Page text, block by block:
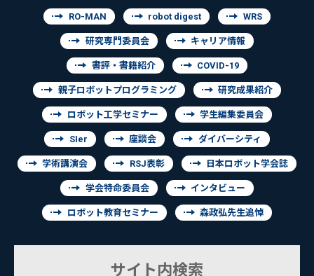
RO-MAN robot digest WRS
研究専門委員会 キャリア情報
書評・書籍紹介 COVID-19
親子ロボットプログラミング 研究成果紹介
ロボット工学セミナー 学生編集委員会
SIer 座談会 ダイバーシティ
学術講演会 RSJ表彰 日本ロボット学会誌
学会特命委員会 インタビュー
ロボット教育セミナー 森政弘先生追悼
サイト内検索